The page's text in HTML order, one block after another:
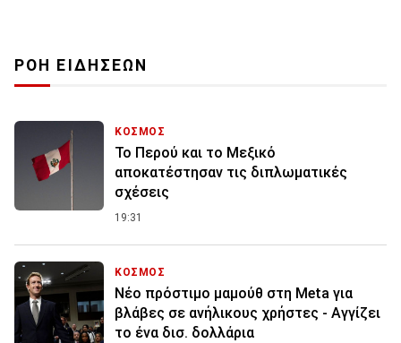
ΡΟΗ ΕΙΔΗΣΕΩΝ
ΚΟΣΜΟΣ
Το Περού και το Μεξικό
αποκατέστησαν τις διπλωματικές
σχέσεις
19:31
ΚΟΣΜΟΣ
Nέο πρόστιμο μαμούθ στη Meta για
βλάβες σε ανήλικους χρήστες - Αγγίζει
το ένα δισ. δολλάρια